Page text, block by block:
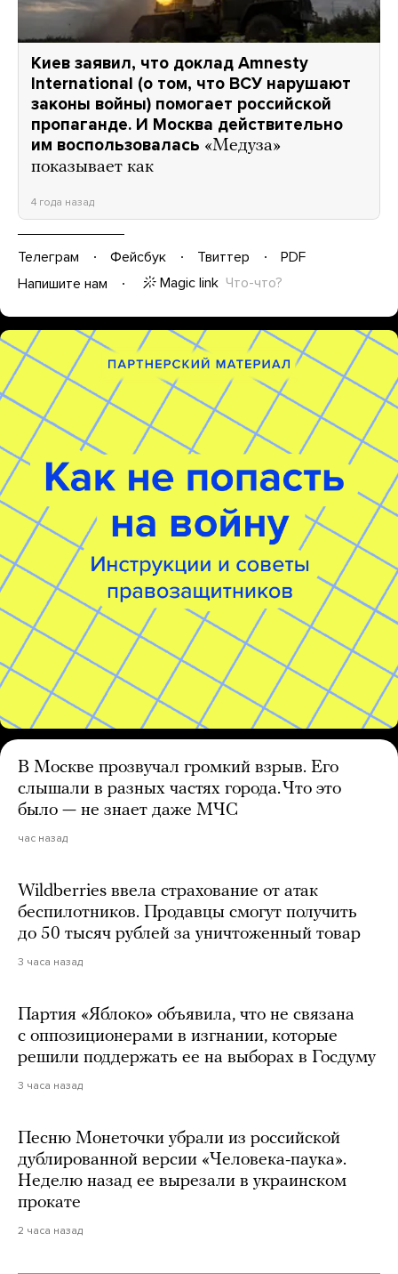
Киев заявил, что доклад Amnesty
International (о том, что ВСУ нарушают
законы войны) помогает российской
пропаганде. И Москва действительно
им воспользовалась «Медуза»
показывает как
4 года назад
Телеграм Фейсбук Твиттер
PDF
Напишите нам
Magic link Что-что?
В Москве прозвучал громкий взрыв. Его
слышали в разных частях города. Что это
было — не знает даже МЧС
час назад
Wildberries ввела страхование от атак
беспилотников. Продавцы смогут получить
до 50 тысяч рублей за уничтоженный товар
3 часа назад
Партия «Яблоко» объявила, что не связана
с оппозиционерами в изгнании, которые
решили поддержать ее на выборах в Госдуму
3 часа назад
Песню Монеточки убрали из российской
дублированной версии «Человека-паука».
Неделю назад ее вырезали в украинском
прокате
2 часа назад